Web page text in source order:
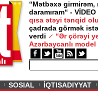
“Mətbəxə girmirəm,
daramıram“ - VİDEO
qısa ətəyi tənqid
çadrada görmək
verdi
“Ər çörəyi
Azərbaycanlı model
SOSIAL İQTISADIYYAT